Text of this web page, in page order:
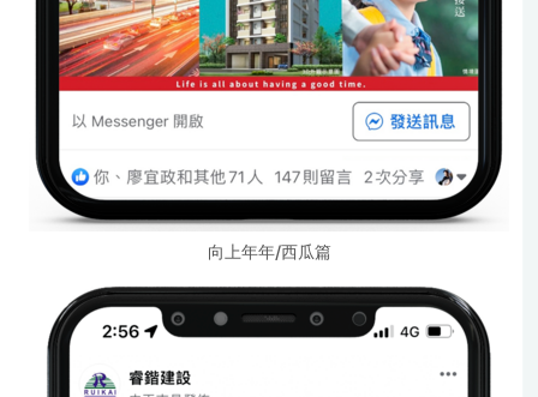
向上年年/西瓜篇